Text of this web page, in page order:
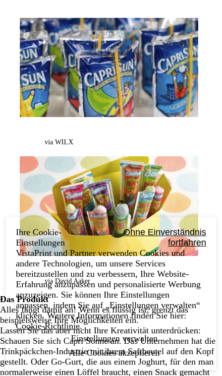
via WILX
via David Aaker
Das Produkt
Alles fängt damit an! Wenn es flüssig ist, grenzt das
beispielsweise Ihre Möglichkeiten ein.
Lassen Sie das aber nicht Ihre Kreativität unterdrücken:
Schauen Sie sich Capri Sonne an. Das Unternehmen hat die
Trinkpäckchen-Industrie mit ihrem Saftbeutel auf den Kopf
gestellt. Oder Go-Gurt, die aus einem Joghurt, für den man
normalerweise einen Löffel braucht, einen Snack gemacht
Ihre Cookie-
Einstellungen
Ohne Einverständnis
fortfahren
VistaPrint und Partner verwenden Cookies und
andere Technologien, um unsere Services
bereitzustellen und zu verbessern, Ihre Website-
Erfahrung anzupassen und personalisierte Werbung
anzuzeigen. Sie können Ihre Einstellungen
anpassen, indem Sie auf „Einstellungen verwalten“
klicken. Weitere Informationen finden Sie hier:
Cookie-Richtlinie.
Einstellungen verwalten
Alle Cookies akzeptieren